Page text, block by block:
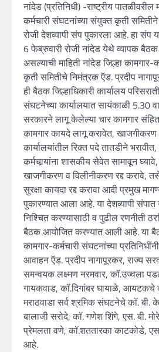
नांदेड (प्रतिनिधी) -राष्ट्रीय पातळीवरील
कर्मचारी संघटनांच्या संयुक्त कृती
रोजी देशव्यापी संप पुकारला आहे. हा संप
6 फेब्रुवारी रोजी नांदेड येथे व्यापक
असल्याची माहिती नांदेड जिल्हा
कृती समितीचे निमंत्रक ऍड. प्रदीप
ही बैठक जिल्हाधिकारी कार्यालय
संघटनेच्या कार्यालयात सायंकाळी 5.30
सरकारने लागू केलेल्या चार कामगार संहिता
कामगार कायदे लागू करावेत,
कार्यालयांतील रिक्त पदे तातडीने
कर्मचार्‍यांना शासकीय सेवेत सामावून
खाजगीकरण व विलीनीकरण रद्द करावे,
सुरक्षा कायदा रद्द करावा आदी प्रमुख
पुकारण्यात आला आहे. या देशव्यापी संपात
निश्चित करण्यासाठी व पुढील रणनीती
बैठक आयोजित करण्यात आली आहे. या
कामगार-कर्मचारी संघटनांच्या
आवाहन ऍड. प्रदीप नागापूरकर, राज्य
समन्वयक लक्ष्मण नरमवार, कॉ.उज्वला
गायकवाड, कॉ.दिगांबर घायाळे,
मराठवाडा सर्व श्रमिक संघटनेचे कॉ. बी.
बालाजी सरोदे, कॉ. गणेश शिंगे, एस. बी.
प्रेमलता वणे, कॉ.शततारका काटकोडे,
आहे.